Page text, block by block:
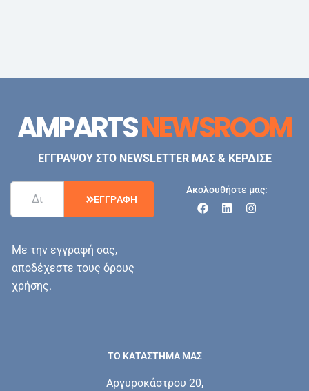
AMPARTSNEWSROOM
ΕΓΓΡΑΨΟΥ ΣΤΟ NEWSLETTER ΜΑΣ & ΚΕΡΔΙΣΕ
ΕΓΓΡΑΦΗ
Με την εγγραφή σας,
αποδέχεστε τους όρους
χρήσης.
Ακολουθήστε μας:
ΤΟ ΚΑΤΑΣΤΗΜΑ ΜΑΣ
Αργυροκάστρου 20,